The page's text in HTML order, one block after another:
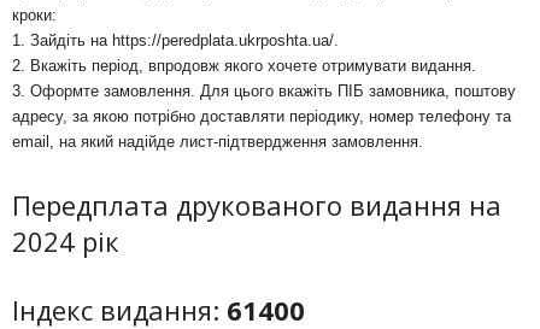
кроки:
1. Зайдіть на https://peredplata.ukrposhta.ua/
2. Вкажіть період, впродовж якого хочете отримувати видання.
3. Оформте замовлення. Для цього вкажіть ПІБ замовника, поштову
адресу, за якою потрібно доставляти періодику, номер телефону та
email, на який надійде лист-підтвердження замовлення.
Передплата друкованого видання на
2024 рік
Індекс видання: 61400